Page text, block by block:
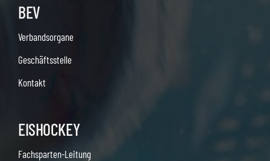
BEV
Verbandsorgane
Geschäftsstelle
Kontakt
EISHOCKEY
Fachsparten-Leitung